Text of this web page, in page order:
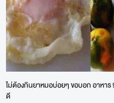
ไม่ต้องกินยาหมอบ่อยๆ ขอบอก อาห
ดี